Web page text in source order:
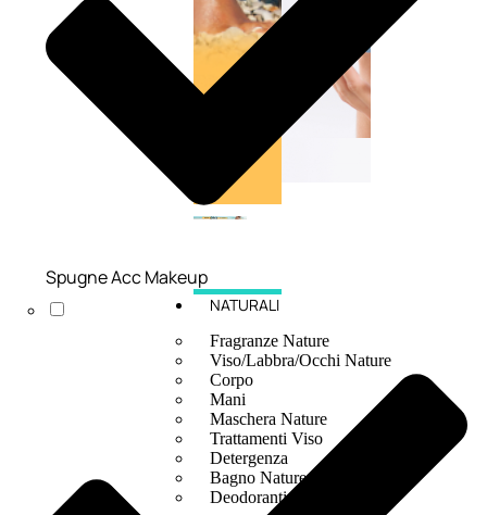
NATURALI
Fragranze Nature
Viso/Labbra/Occhi Nature
Corpo
Mani
Maschera Nature
Trattamenti Viso
Detergenza
Bagno Nature
Deodoranti
Spugne Acc Makeup